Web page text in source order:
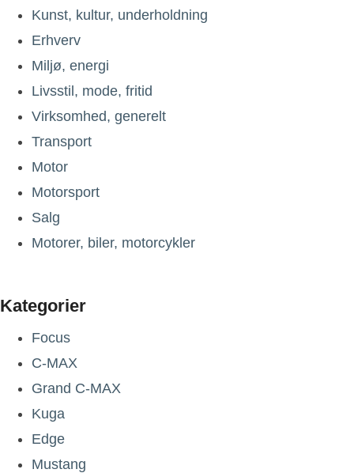
Kunst, kultur, underholdning
Erhverv
Miljø, energi
Livsstil, mode, fritid
Virksomhed, generelt
Transport
Motor
Motorsport
Salg
Motorer, biler, motorcykler
Kategorier
Focus
C-MAX
Grand C-MAX
Kuga
Edge
Mustang